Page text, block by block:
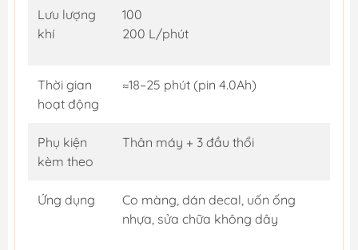
Lưu lượng
khí
100
200 L/phút
Thời gian
hoạt động
≈18–25 phút (pin 4.0Ah)
Phụ kiện
kèm theo
Thân máy + 3 đầu thổi
Ứng dụng
Co màng, dán decal, uốn ống
nhựa, sửa chữa không dây